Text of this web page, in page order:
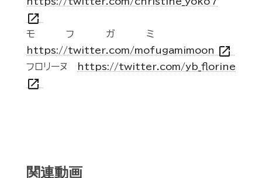
open_in_new
モフガミ
https://twitter.com/mofugamimoon open_in_new
フロリーヌ https://twitter.com/yb_florine
open_in_new
関連動画